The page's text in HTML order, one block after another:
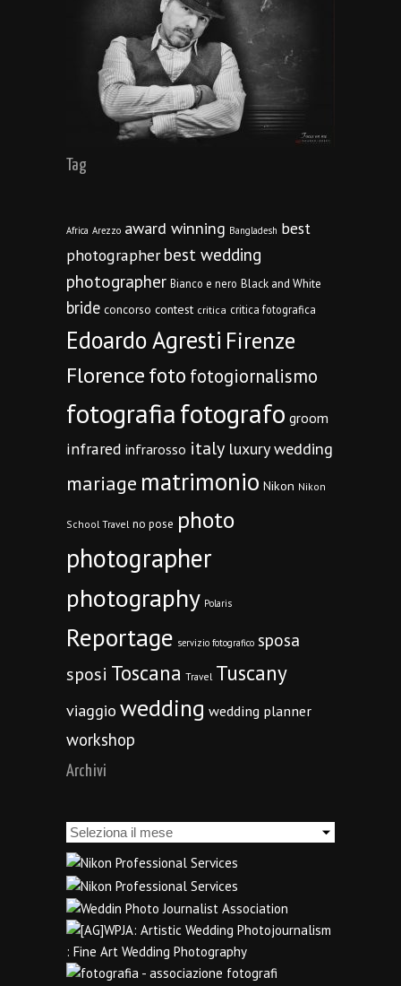
Tag
Africa Arezzo award winning Bangladesh best
photographer best wedding
photographer Bianco e nero Black and White
bride concorso contest critica critica fotografica
Edoardo Agresti Firenze
Florencefoto fotogiornalismo
fotografiafotografo groom
infrared infrarosso italy luxury wedding
mariage matrimonio Nikon Nikon
School Travel no pose photo
photographer
photography Polaris
Reportage servizio fotografico sposa
sposi Toscana Travel Tuscany
viaggio wedding wedding planner
workshop
Archivi
Archivi